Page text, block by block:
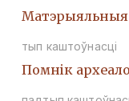
Матэрыяльныя
тып каштоўнасці
Помнiк